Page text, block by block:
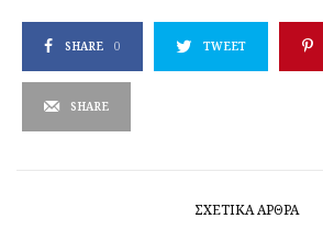
SHARE 0 TWEET
SHARE
ΣΧΕΤΙΚΆ ΆΡΘΡΑ